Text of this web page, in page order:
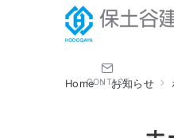
CONTACT
Home お知らせ